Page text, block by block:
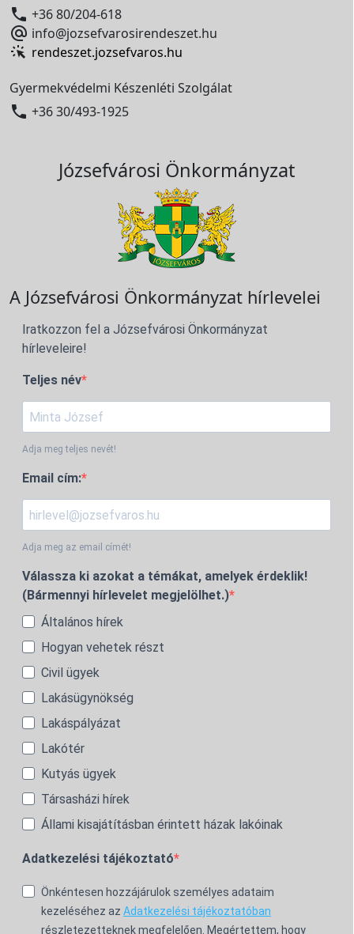
 +36 80/204-618
 info@jozsefvarosirendeszet.hu
rendeszet.jozsefvaros.hu
Gyermekvédelmi Készenléti Szolgálat
 +36 30/493-1925
Józsefvárosi Önkormányzat
A Józsefvárosi Önkormányzat hírlevelei
Iratkozzon fel a Józsefvárosi Önkormányzat
hírleveleire!
Teljes név
Adja meg teljes nevét!
Email cím:
Adja meg az email címét!
Válassza ki azokat a témákat, amelyek érdeklik!
(Bármennyi hírlevelet megjelölhet.)
Általános hírek
Hogyan vehetek részt
Civil ügyek
Lakásügynökség
Lakáspályázat
Lakótér
Kutyás ügyek
Társasházi hírek
Állami kisajátításban érintett házak lakóinak
Adatkezelési tájékoztató
Önkéntesen hozzájárulok személyes adataim
kezeléséhez az Adatkezelési tájékoztatóban
részletezetteknek megfelelően. Megértettem, hogy